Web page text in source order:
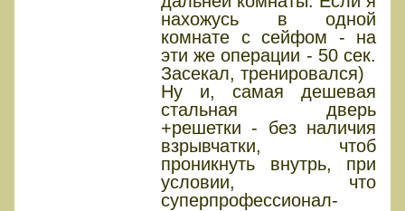
нахожусь в одной
комнате с сейфом - на
эти же операции - 50 сек.
Засекал, тренировался)
Ну и, самая дешевая
стальная дверь
+решетки - без наличия
взрывчатки, чтоб
проникнуть внутрь, при
условии, что
суперпрофессионал-